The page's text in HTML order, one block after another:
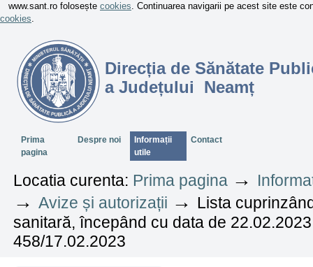
www.sant.ro folosește cookies. Continuarea navigarii pe acest site este
cookies.
Direcția de Sănătate
a Județului Neamț
SectiuniPrima
pagina
Despre noi
Informații
utile
Contact
Locatia curenta: Prima pagina →
→Avize și autorizații → Lista
sanitară, începând cu data de
458/17.02.2023